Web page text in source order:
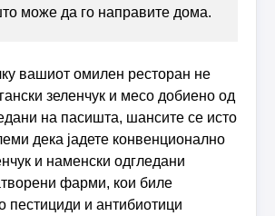
може да го направите дома.
вашиот омилен ресторан не
зеленчук и месо добиено од
на пасишта, шансите се исто
дека јадете конвенционално
и наменски одгледани
фарми, кои биле
пестициди и антибиотици